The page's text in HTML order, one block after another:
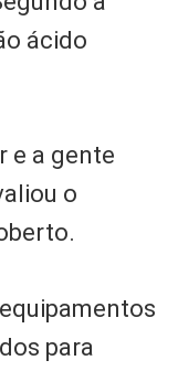
ácido
e a gente
o
para